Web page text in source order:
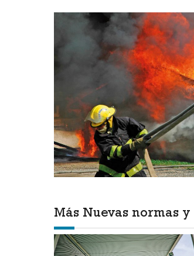
Más Nuevas normas y